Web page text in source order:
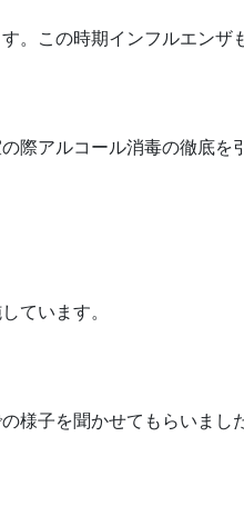
。この時期インフルエンザ
際アルコール消毒の徹底を
ています。
様子を聞かせてもらいまし